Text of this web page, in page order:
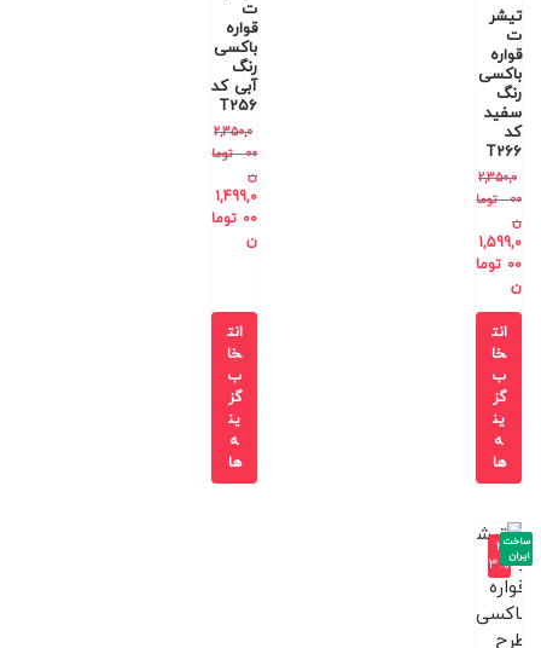
تیشر
ت
قواره
باکسی
رنگ
سفید
کد
T266
2,350,0
00
توما
ن
1,599,0
00 توما
ن
انت
خا
ب
گز
ین
ه
ها
ت
قواره
باکسی
رنگ
آبی کد
T256
2,350,0
00
توما
ن
1,499,0
00 توما
ن
انت
خا
ب
گز
ین
ه
ها
-3
3%
ساخت
ایران